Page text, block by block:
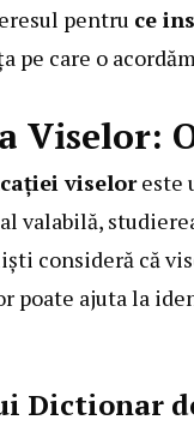
pentru ce
pe care o
Viselor:
viseloreste
valabilă,
consideră că
poate ajuta la
Dictionar